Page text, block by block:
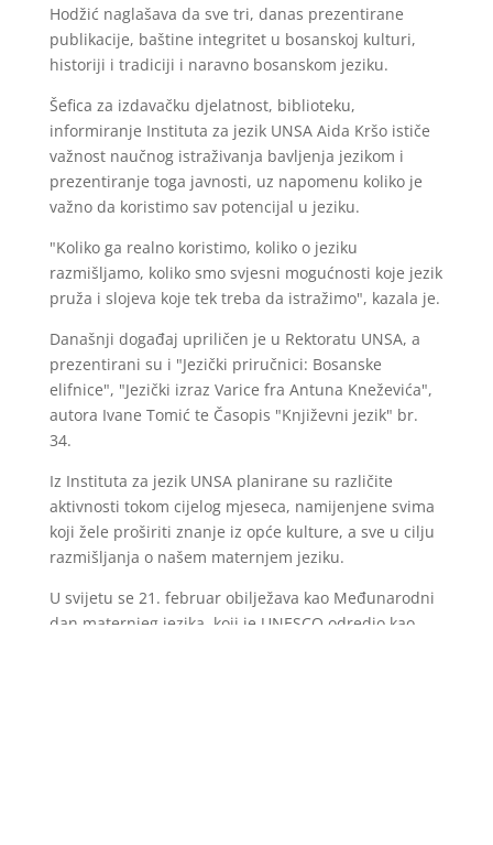
Hodžić naglašava da sve tri, danas prezentirane
publikacije, baštine integritet u bosanskoj kulturi,
historiji i tradiciji i naravno bosanskom jeziku.
Šefica za izdavačku djelatnost, biblioteku,
informiranje Instituta za jezik UNSA Aida Kršo ističe
važnost naučnog istraživanja bavljenja jezikom i
prezentiranje toga javnosti, uz napomenu koliko je
važno da koristimo sav potencijal u jeziku.
"Koliko ga realno koristimo, koliko o jeziku
razmišljamo, koliko smo svjesni mogućnosti koje jezik
pruža i slojeva koje tek treba da istražimo", kazala je.
Današnji događaj upriličen je u Rektoratu UNSA, a
prezentirani su i "Jezički priručnici: Bosanske
elifnice", "Jezički izraz Varice fra Antuna Kneževića",
autora Ivane Tomić te Časopis "Književni jezik" br.
34.
Iz Instituta za jezik UNSA planirane su različite
aktivnosti tokom cijelog mjeseca, namijenjene svima
koji žele proširiti znanje iz opće kulture, a sve u cilju
razmišljanja o našem maternjem jeziku.
U svijetu se 21. februar obilježava kao Međunarodni
dan maternjeg jezika, koji je UNESCO odredio kao